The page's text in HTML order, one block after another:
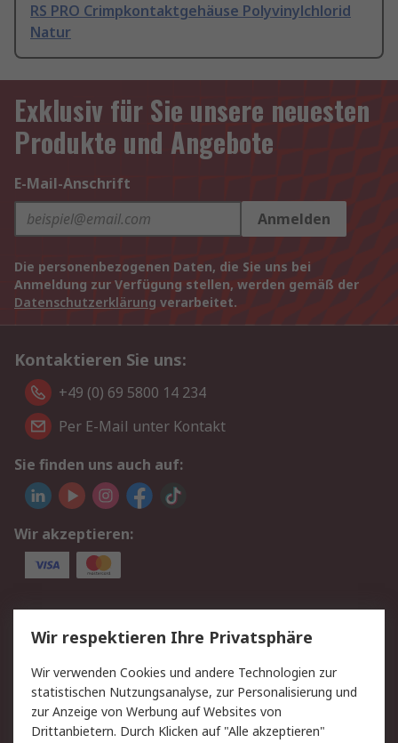
RS PRO Crimpkontaktgehäuse Polyvinylchlorid
Natur
Exklusiv für Sie unsere neuesten
Produkte und Angebote
E-Mail-Anschrift
Anmelden
Die personenbezogenen Daten, die Sie uns bei
Anmeldung zur Verfügung stellen, werden gemäß der
Datenschutzerklärung verarbeitet.
Kontaktieren Sie uns:
+49 (0) 69 5800 14 234
Per E-Mail unter Kontakt
Sie finden uns auch auf:
Wir akzeptieren:
Service
Value Added Services
Lieferlösungen
Rücksendungen
Kontakt
Hilfe
Privatkunden
Wir respektieren Ihre Privatsphäre
Wir verwenden Cookies und andere Technologien zur
statistischen Nutzungsanalyse, zur Personalisierung und
zur Anzeige von Werbung auf Websites von
Drittanbietern. Durch Klicken auf "Alle akzeptieren"